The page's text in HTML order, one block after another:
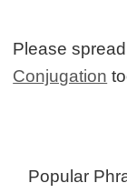
Please
Conjugation
Popular